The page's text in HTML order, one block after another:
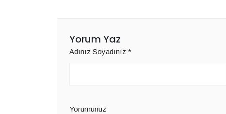
Yorum Yaz
Adınız Soyadınız *
Yorumunuz